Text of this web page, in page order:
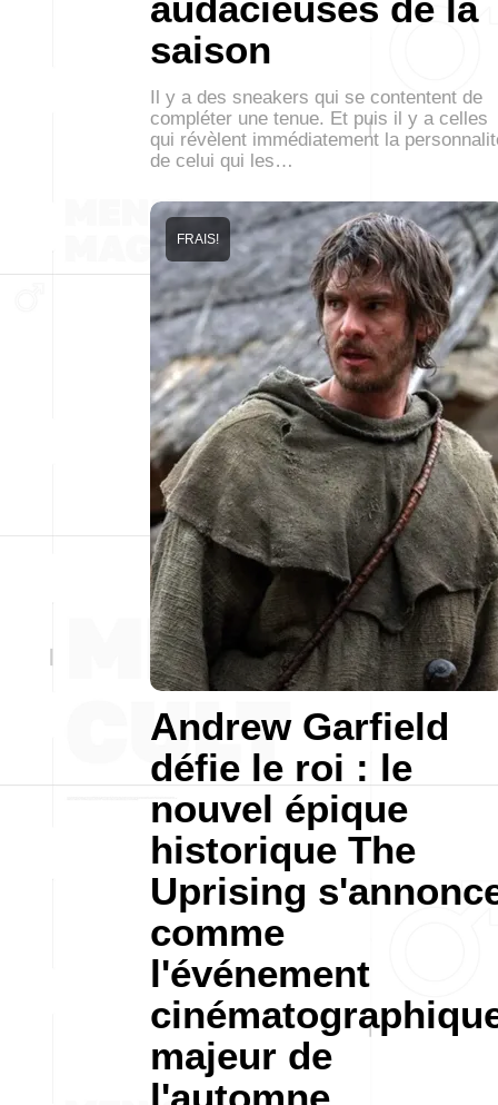
saison
Il y a des sneakers qui se contentent de
compléter une tenue. Et puis il y a celles
qui révèlent immédiatement la
de celui qui les…
Andrew Garfield
défie le roi : le
nouvel épique
historique The
Uprising
comme
l'événement
majeur de
FRAIS!